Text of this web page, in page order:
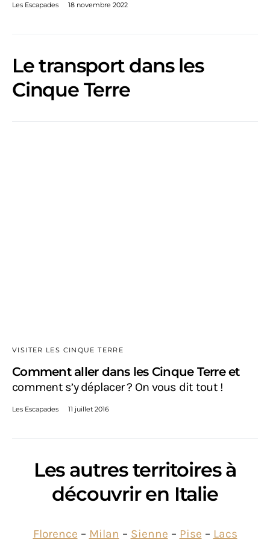
Les Escapades 18 novembre 2022
Le transport dans les
Cinque Terre
VISITER LES CINQUE TERRE
Comment aller dans les Cinque Terre et
comment s’y déplacer ? On vous dit tout !
Les Escapades 11 juillet 2016
Les autres territoires à
découvrir en Italie
Florence – Milan – Sienne – Pise – Lacs